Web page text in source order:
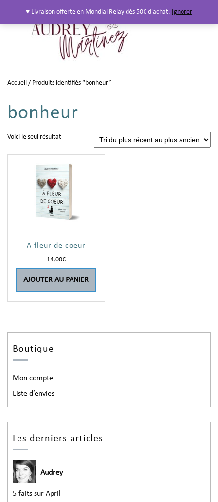
Accueil / Produits identifiés “bonheur”
bonheur
Voici le seul résultat
A fleur de coeur
14,00€
AJOUTER AU PANIER
Boutique
Mon compte
Liste d’envies
Les derniers articles
Audrey
5 faits sur April
♥ Livraison offerte en Mondial Relay dès 50€ d'achat. Ignorer